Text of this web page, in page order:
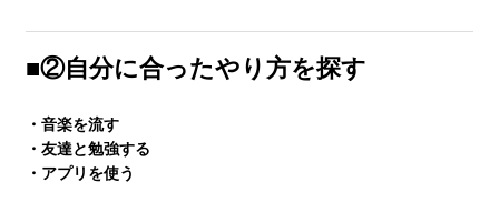
■②自分に合ったやり方を探す
・音楽を流す
・友達と勉強する
・アプリを使う